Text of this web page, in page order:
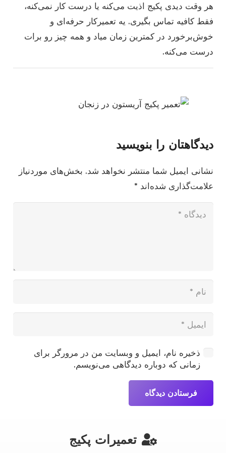
هر وقت دیدی پکیج اذیت می‌کنه یا درست کار نمی‌کنه،
فقط کافیه تماس بگیری. یه تعمیرکار حرفه‌ای و
خوش‌برخورد در کمترین زمان میاد و همه چیز رو برات
درست می‌کنه.
دیدگاهتان را بنویسید
نشانی ایمیل شما منتشر نخواهد شد. بخش‌های موردنیاز
علامت‌گذاری شده‌اند *
ذخیره نام، ایمیل و وبسایت من در مرورگر برای
زمانی که دوباره دیدگاهی می‌نویسم.
فرستادن دیدگاه
تعمیرات پکیج